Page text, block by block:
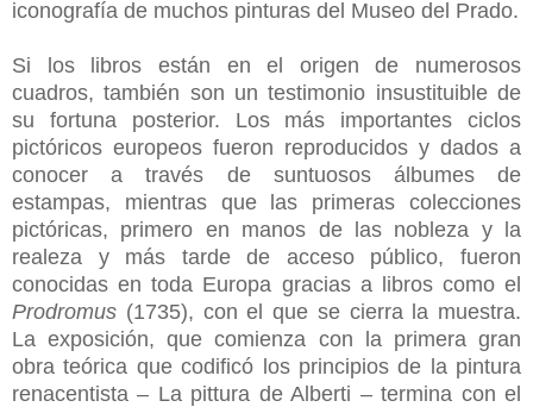
iconografía de muchos pinturas del Museo del Prado.
Si los libros están en el origen de numerosos
cuadros, también son un testimonio insustituible de
su fortuna posterior. Los más importantes ciclos
pictóricos europeos fueron reproducidos y dados a
conocer a través de suntuosos álbumes de
estampas, mientras que las primeras colecciones
pictóricas, primero en manos de las nobleza y la
realeza y más tarde de acceso público, fueron
conocidas en toda Europa gracias a libros como el
Prodromus (1735), con el que se cierra la muestra.
La exposición, que comienza con la primera gran
obra teórica que codificó los principios de la pintura
renacentista – La pittura de Alberti – termina con el